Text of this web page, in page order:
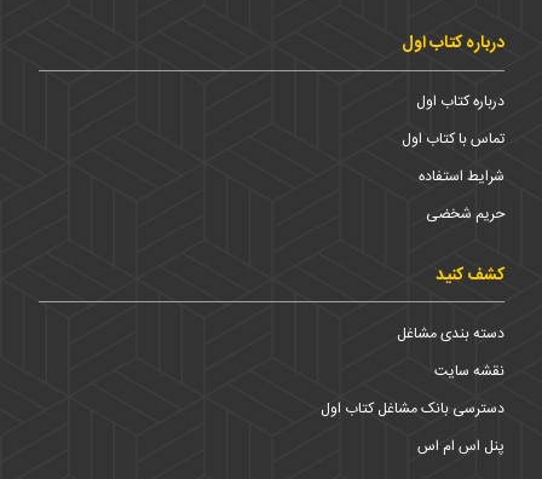
درباره کتاب اول
درباره کتاب اول
تماس با کتاب اول
شرایط استفاده
حریم شخضی
کشف کنید
دسته بندی مشاغل
نقشه سایت
دسترسی بانک مشاغل کتاب اول
پنل اس ام اس